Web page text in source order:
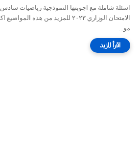
اسئلة شاملة مع اجوبتها النموذجية رياضيات
الامتحان الوزاري ٢٠٢٣ للمزيد من
مو...